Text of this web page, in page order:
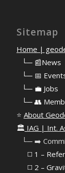
Sitemap
Home |
└─ 📰News
└─ 📅
└─ 💼 Jobs
└─ 👥
⭐ About
🏛️ IAG | Int.
⠀└─ ➡️
⠀⠀◻️ 1 –
⠀⠀◻️ 2 –